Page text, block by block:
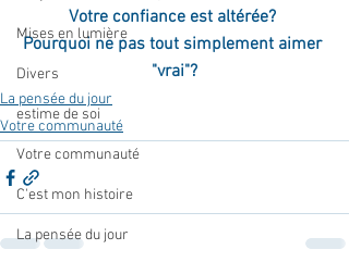
Mises en lumière
Divers
estime de soi
Votre communauté
C'est mon histoire
La pensée du jour
Votre confiance est altérée?
Pourquoi ne pas tout simplement aimer
"vrai"?
La pensée du jour
Votre communauté